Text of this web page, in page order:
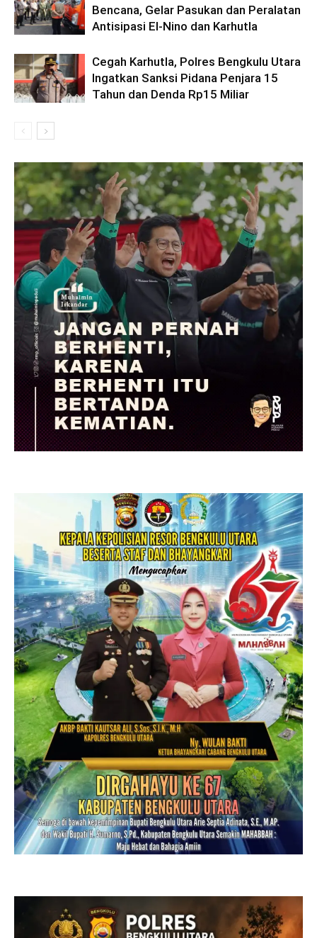
Bencana, Gelar Pasukan dan Peralatan
Antisipasi El-Nino dan Karhutla
Cegah Karhutla, Polres Bengkulu Utara
Ingatkan Sanksi Pidana Penjara 15
Tahun dan Denda Rp15 Miliar